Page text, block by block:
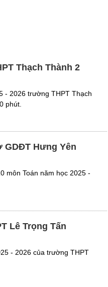
Thạch Thành 2
- 2026 trường THPT Thạch
phút.
GDĐT Hưng Yên
môn Toán năm học 2025 -
Lê Trọng Tấn
- 2026 của trường THPT